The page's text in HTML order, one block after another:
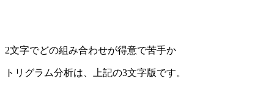
2文字でどの組み合わせが得意で苦手か
トリグラム分析は、上記の3文字版です。